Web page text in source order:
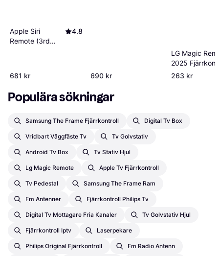
Apple Siri
Remote (3rd
4.8
681 kr 690 kr
LG Magic
2025
263 kr
Populära sökningar
Samsung The Frame Fjärrkontroll Digital Tv Box
Vridbart Väggfäste Tv Tv Golvstativ
Android Tv Box Tv Stativ Hjul
Lg Magic Remote Apple Tv Fjärrkontroll
Tv Pedestal Samsung The Frame Ram
Fm Antenner Fjärrkontroll Philips Tv
Digital Tv Mottagare Fria Kanaler Tv Golvstativ Hjul
Fjärrkontroll Iptv Laserpekare
Philips Original Fjärrkontroll Fm Radio Antenn